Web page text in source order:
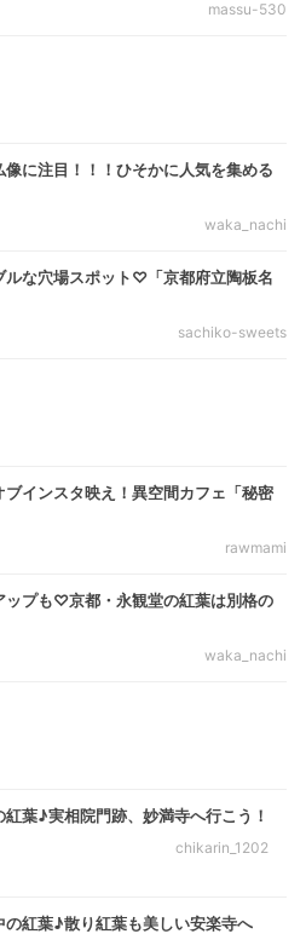
massu-530
像に注目！！！ひそかに人気を集める
waka_nachi
ルな穴場スポット♡「京都府立陶板名
sachiko-sweets
ブインスタ映え！異空間カフェ「秘密
rawmami
ップも♡京都・永観堂の紅葉は別格の
waka_nachi
葉♪実相院門跡、妙満寺へ行こう！
chikarin_1202
の紅葉♪散り紅葉も美しい安楽寺へ